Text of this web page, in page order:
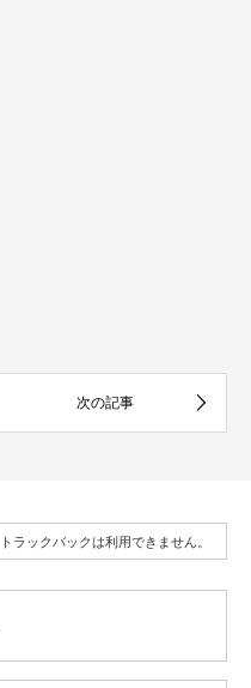
トラックバックは利用できません。